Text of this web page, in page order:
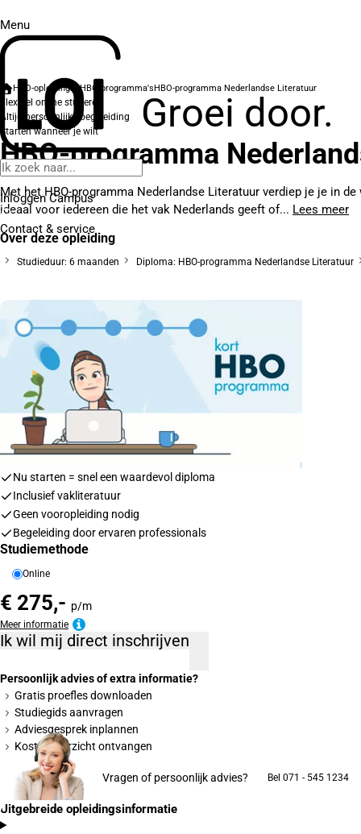
Menu
Groei door.
Inloggen Campus
Contact & service
HBO-opleidingenHBO-programma'sHBO-programma Nederlandse Literatuur
Flexibel online studeren
Altijd persoonlijke begeleiding
Starten wanneer je wilt
HBO-programma
Met het HBO-programma Nederlandse Literatuur verdiep je je in
ideaal voor iedereen die het vak Nederlands geeft of... Lees meer
Over deze opleiding
Studieduur: 6 maanden Diploma: HBO-programma Nederlandse Literatuur
Nu starten = snel een waardevol diploma
Inclusief vakliteratuur
Geen vooropleiding nodig
Begeleiding door ervaren professionals
Studiemethode
Online
€ 275,- p/m
Meer informatie
Ik wil mij direct inschrijven
Persoonlijk advies of extra informatie?
Gratis proefles downloaden
Studiegids aanvragen
Adviesgesprek inplannen
Kostenoverzicht ontvangen
Vragen of persoonlijk advies? Bel 071 - 545 1234
Uitgebreide opleidingsinformatie